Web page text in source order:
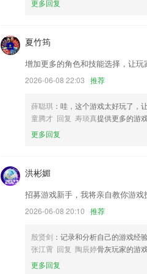
新增华为账号登录（同步个人词库备份设
以上就是斗牛游戏大厅的介绍，如果您
帮助我们更好的对产品进行优化修改。
更多回复
夏竹筠
增加更多的角色和技能选择，让
2026-06-08 22:03 推荐
薛聪琪 ：哇，这个游戏太好玩了，
童腾才 回复 寿琰真提供更多的游
更多回复
洪彬媚
招募游戏新手，我将亲自教你游
2026-06-08 20:10 推荐
殷贤剑 ：记录和分析自己的游戏经
张江霄 回复 陶辰婷骨灰玩家的游
更多回复